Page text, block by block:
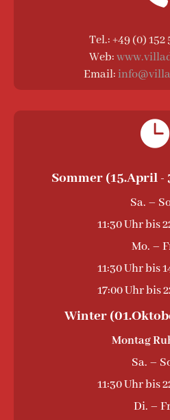
Tel.: +49 (0) 152
Web:
Email:

Sommer (15.April -
Sa. –
11:30 Uhr bis
Mo. –
11:30 Uhr bis
17:00 Uhr bis
Winter
Montag
Sa. –
11:30 Uhr bis
Di. –